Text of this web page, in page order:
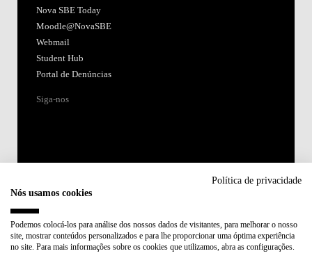
Nova SBE Today
Moodle@NovaSBE
Webmail
Student Hub
Portal de Denúncias
Siga-nos
Membro de:
Política de privacidade
Nós usamos cookies
Podemos colocá-los para análise dos nossos dados de visitantes, para melhorar o nosso
site, mostrar conteúdos personalizados e para lhe proporcionar uma óptima experiência
no site. Para mais informações sobre os cookies que utilizamos, abra as configurações.